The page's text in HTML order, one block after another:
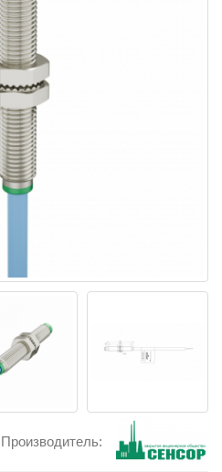
Производитель: